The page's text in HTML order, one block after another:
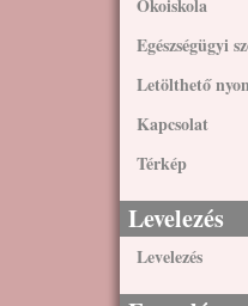
Ökoiskola
Egészségügyi
Letölthető
Kapcsolat
Térkép
Levelezés
Levelezés